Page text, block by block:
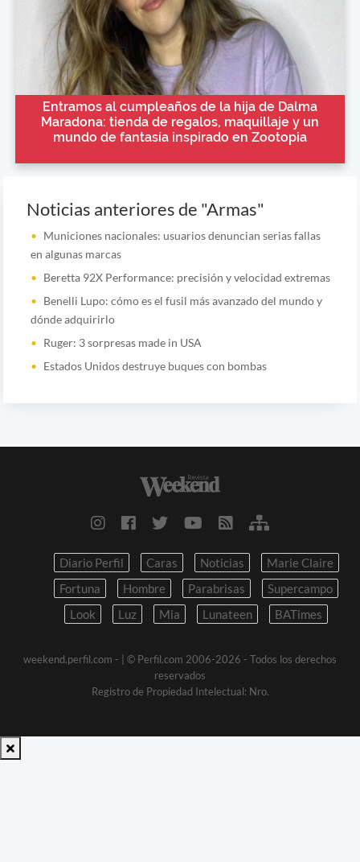
Entramos al cumpleaños de la hija de Dalma
Maradona: tienda de regalos, maquillaje y un
mundo de fantasía inspirado en Zootopia
Noticias anteriores de "Armas"
Municiones nacionales: usuarios denuncian serias fallas
en algunas marcas
Beretta 92X Performance: precisión y velocidad extremas
Benelli Lupo: cómo es el fusil más avanzado del mundo y
dónde adquirirlo
Ruger: 3 sorpresas made in USA
Estados Unidos destruye buques con bombas
Diario Perfil Caras Noticias
Marie Claire
Fortuna
Hombre Parabrisas
Supercampo
Look
Luz Mia Lunateen BATimes
weekend.perfil.com -
| © Perfil.com 2006-2026 - Todos los derechos
reservados
Registro de Propiedad Intelectual: Nro.